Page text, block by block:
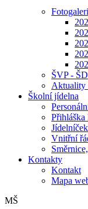
ŠVP - ŠD
Aktuality
Školní jídelna
Přihláška
Vnitřní
Kontakty
Kontakt
Mapa
MŠ